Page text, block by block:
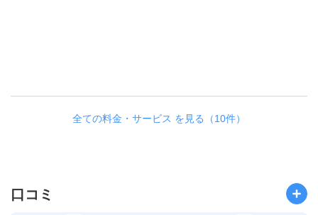
全ての料金・サービス を見る（10件）
口コミ